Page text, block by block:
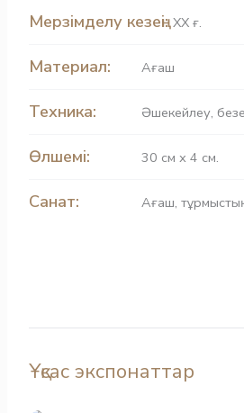
Мерзімделу кезеңі: ХХ ғ.
Материал: Ағаш
Техника: Әшекейлеу,
Өлшемі: 30 см х 4 см.
Санат: Ағаш,
Ұқсас экспонаттар